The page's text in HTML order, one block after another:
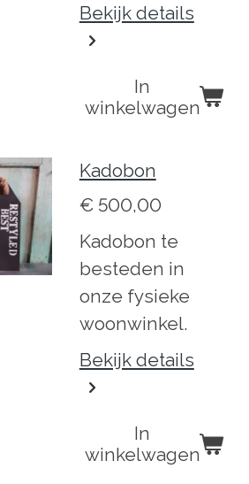
Bekijk details
In
winkelwagen
Kadobon
€ 500,00
Kadobon te
besteden in
onze fysieke
woonwinkel.
Bekijk details
In
winkelwagen